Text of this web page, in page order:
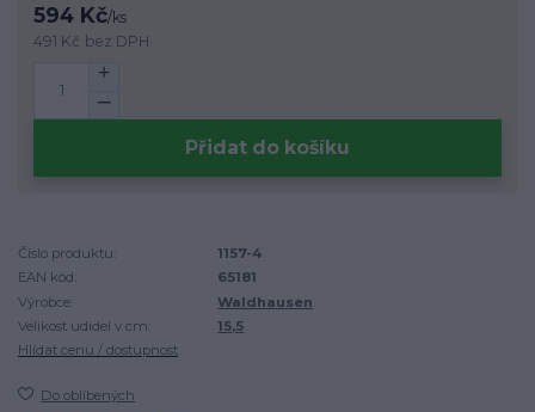
594 Kč/ks
491 Kč bez DPH
Přidat do košíku
Číslo produktu:
1157-4
EAN kód:
65181
Výrobce:
Waldhausen
Velikost udidel v cm:
15,5
Hlídat cenu / dostupnost
Do oblíbených